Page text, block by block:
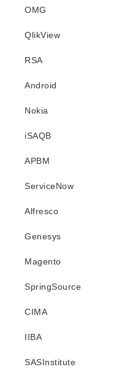
OMG
QlikView
RSA
Android
Nokia
iSAQB
APBM
ServiceNow
Alfresco
Genesys
Magento
SpringSource
CIMA
IIBA
SASInstitute